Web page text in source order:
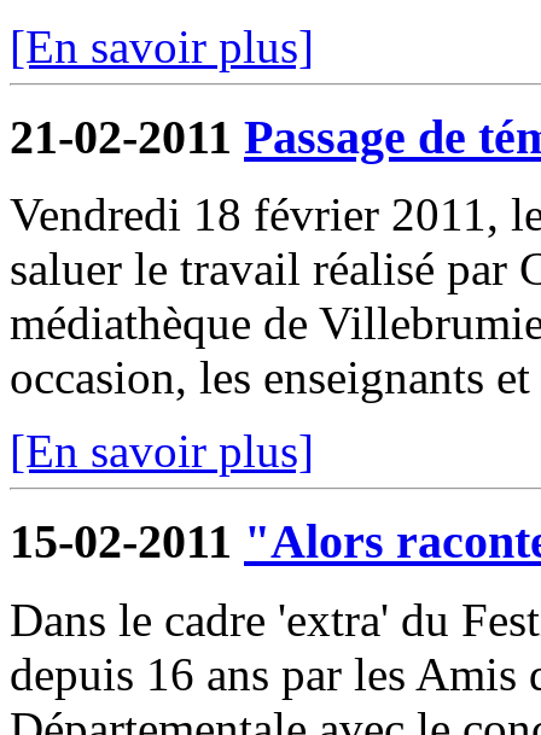
[En savoir plus]
21-02-2011 Passage de
Vendredi 18 février 2011,
saluer le travail réalisé par
médiathèque de
occasion, les enseignants
[En savoir plus]
15-02-2011 "Alors
Dans le cadre 'extra' du
depuis 16 ans par les Amis